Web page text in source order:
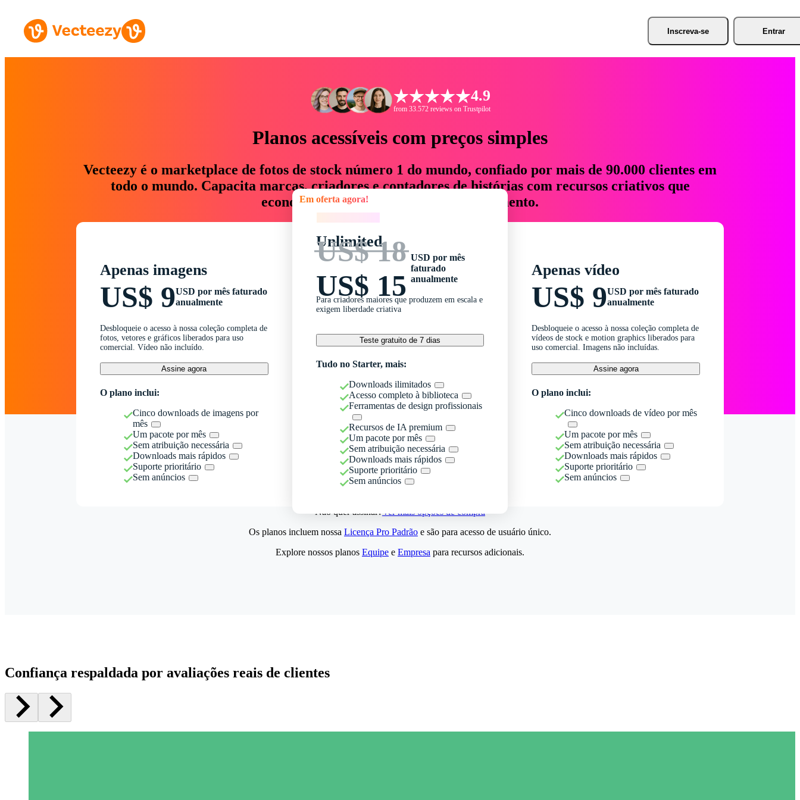
Inscreva-se Entrar
4.9
from 33.572 reviews on Trustpilot
Planos acessíveis com preços simples
Vecteezy é o marketplace de fotos de stock número 1 do mundo, confiado por mais de 90.000 clientes em
todo o mundo. Capacita marcas, criadores e contadores de histórias com recursos criativos que
economizam até 76% em tempo e orçamento.
Apenas imagens
US$ 9USD por mês faturado
anualmente
Desbloqueie o acesso à nossa coleção completa de
fotos, vetores e gráficos liberados para uso
comercial. Vídeo não incluído.
Assine agora
O plano inclui:
Cinco downloads de imagens por
mês
Um pacote por mês
Sem atribuição necessária
Downloads mais rápidos
Suporte prioritário
Sem anúncios
Em oferta agora!
Unlimited
US$ 18
US$ 15
USD por mês
faturado
anualmente
Para criadores maiores que produzem em escala e
exigem liberdade criativa
Teste gratuito de 7 dias
Tudo no Starter, mais:
Downloads ilimitados
Acesso completo à biblioteca
Ferramentas de design profissionais
Recursos de IA premium
Um pacote por mês
Sem atribuição necessária
Downloads mais rápidos
Suporte prioritário
Sem anúncios
Apenas vídeo
US$ 9USD por mês faturado
anualmente
Desbloqueie o acesso à nossa coleção completa de
vídeos de stock e motion graphics liberados para
uso comercial. Imagens não incluídas.
Assine agora
O plano inclui:
Cinco downloads de vídeo por mês
Um pacote por mês
Sem atribuição necessária
Downloads mais rápidos
Suporte prioritário
Sem anúncios
Não quer assinar?Ver mais opções de compra
Os planos incluem nossa Licença Pro Padrão e são para acesso de usuário único.
Explore nossos planos Equipe e Empresa para recursos adicionais.
Confiança respaldada por avaliações reais de clientes